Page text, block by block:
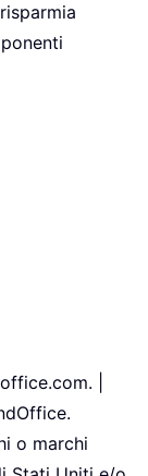
|
o marchi